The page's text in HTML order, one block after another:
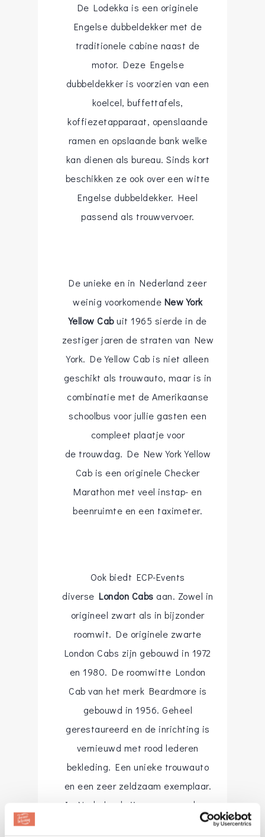
De Lodekka is een originele
Engelse dubbeldekker met de
traditionele cabine naast de
motor. Deze Engelse
dubbeldekker is voorzien van een
koelcel, buffettafels,
koffiezetapparaat, openslaande
ramen en opslaande bank welke
kan dienen als bureau. Sinds kort
beschikken ze ook over een witte
Engelse dubbeldekker. Heel
passend als trouwvervoer.
De unieke en in Nederland zeer
weinig voorkomende New York
Yellow Cabuit 1965 sierde in de
zestiger jaren de straten van New
York. De Yellow Cab is niet alleen
geschikt als trouwauto, maar is in
combinatie met de Amerikaanse
schoolbus voor jullie gasten een
compleet plaatje voor
de trouwdag. De New York Yellow
Cab is een originele Checker
Marathon met veel instap- en
beenruimte en een taximeter.
Ook biedt ECP-Events
diverse London Cabs aan. Zowel in
origineel zwart als in bijzonder
roomwit. De originele zwarte
London Cabs zijn gebouwd in 1972
en 1980. De roomwitte London
Cab van het merk Beardmore is
gebouwd in 1956. Geheel
gerestaureerd en de inrichting is
vernieuwd met rood lederen
bekleding. Een unieke trouwauto
en een zeer zeldzaam exemplaar.
In Nederland zijn er geen andere